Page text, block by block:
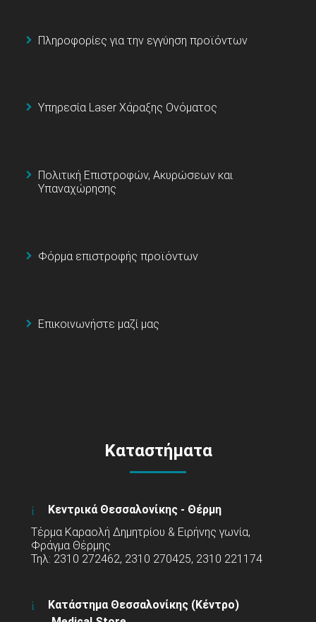
Πληροφορίες για την εγγύηση προϊόντων
Υπηρεσία Laser Χάραξης Ονόματος
Πολιτική Επιστροφών, Ακυρώσεων και
Υπαναχώρησης
Φόρμα επιστροφής προϊόντων
Επικοινωνήστε μαζί μας
Καταστήματα
Κεντρικά Θεσσαλονίκης - Θέρμη
Τέρμα Καραολή Δημητρίου & Ειρήνης γωνία,
Φράγμα Θέρμης
Τηλ: 2310 272462, 2310 270425, 2310 221174
Κατάστημα Θεσσαλονίκης (Κέντρο)